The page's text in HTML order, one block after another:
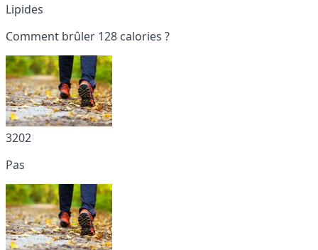
Lipides
Comment brûler 128 calories ?
3202
Pas